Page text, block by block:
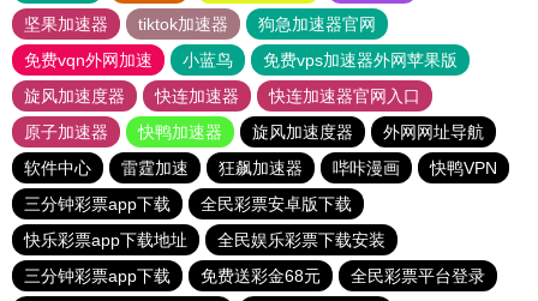
坚果加速器
tiktok加速器
狗急加速器官网
免费vqn外网加速
小蓝鸟
免费vps加速器外网苹果版
旋风加速度器
快连加速器
快连加速器官网入口
原子加速器
快鸭加速器 旋风加速度器
外网网址导航
软件中心
雷霆加速 狂飙加速器 哔咔漫画
快鸭VPN
三分钟彩票app下载
全民彩票安卓版下载
快乐彩票app下载地址
全民娱乐彩票下载安装
三分钟彩票app下载
免费送彩金68元
全民彩票平台登录